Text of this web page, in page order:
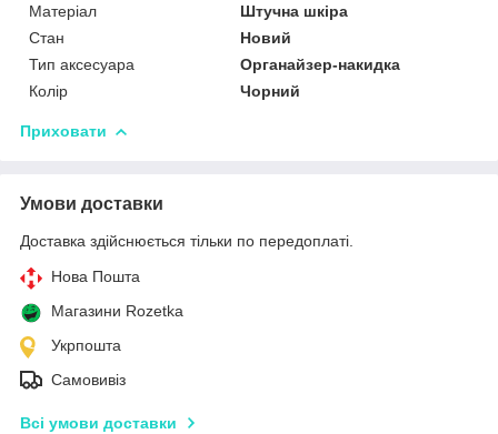
Матеріал
Штучна шкіра
Стан
Новий
Тип аксесуара
Органайзер-накидка
Колір
Чорний
Приховати
Умови доставки
Доставка здійснюється тільки по передоплаті.
Нова Пошта
Магазини Rozetka
Укрпошта
Самовивіз
Всі умови доставки